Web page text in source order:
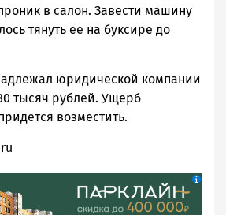
в салон. Завести машину
тянуть ее на буксире до
юридической компании
тысяч рублей. Ущерб
возместить.